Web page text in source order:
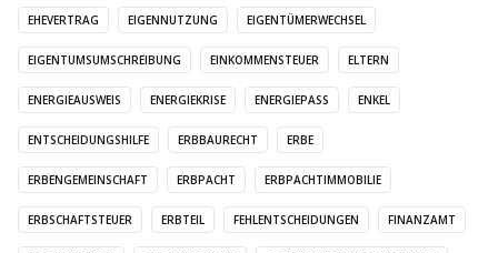
EHEVERTRAG EIGENNUTZUNG EIGENTÜMERWECHSEL
EIGENTUMSUMSCHREIBUNG EINKOMMENSTEUER ELTERN
ENERGIEAUSWEIS ENERGIEKRISE ENERGIEPASS ENKEL
ENTSCHEIDUNGSHILFE ERBBAURECHT ERBE
ERBENGEMEINSCHAFT ERBPACHT ERBPACHTIMMOBILIE
ERBSCHAFTSTEUER ERBTEIL FEHLENTSCHEIDUNGEN FINANZAMT